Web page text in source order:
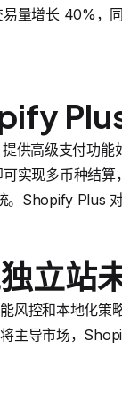
量增长 40%，
供高级支付功能
实现多币种结
。Shopify Plus
立站
风控和本地化
主导市场，